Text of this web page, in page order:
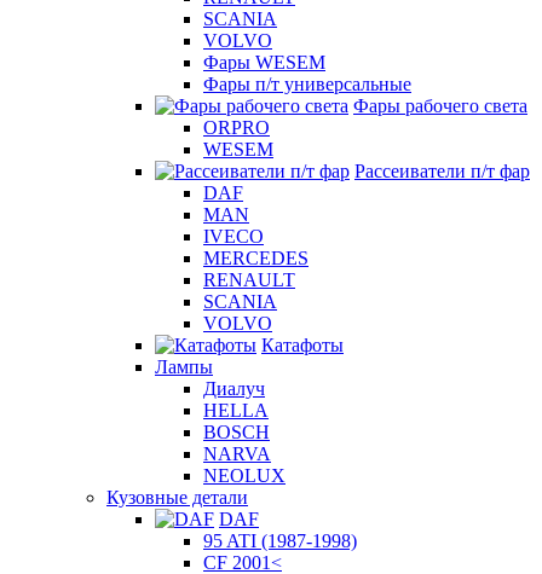
SCANIA
VOLVO
Фары WESEM
Фары п/т универсальные
Фары рабочего света
ORPRO
WESEM
Рассеиватели п/т фар
DAF
MAN
IVECO
MERCEDES
RENAULT
SCANIA
VOLVO
Катафоты
Лампы
Диалуч
HELLA
BOSCH
NARVA
NEOLUX
Кузовные детали
DAF
95 ATI (1987-1998)
CF 2001<